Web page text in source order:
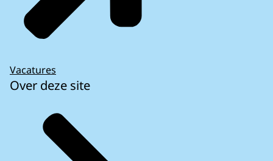
Vacatures
Over deze site